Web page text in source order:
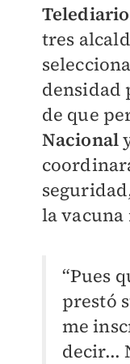
Telediario
tres
densidad
de que
Nacional
la vacuna
“Pues
prestó
me
decir...